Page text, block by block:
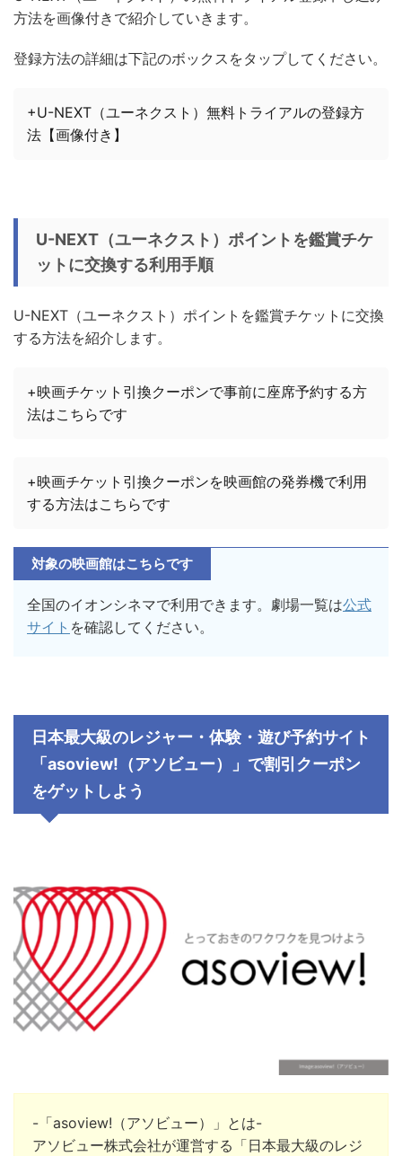
方法を画像付きで紹介していきます。
登録方法の詳細は下記のボックスをタップしてください。
+U-NEXT（ユーネクスト）無料トライアルの登録方
法【画像付き】
U-NEXT（ユーネクスト）ポイントを鑑賞チケ
ットに交換する利用手順
U-NEXT（ユーネクスト）ポイントを鑑賞チケットに交換
する方法を紹介します。
+映画チケット引換クーポンで事前に座席予約する方
法はこちらです
+映画チケット引換クーポンを映画館の発券機で利用
する方法はこちらです
対象の映画館はこちらです
全国のイオンシネマで利用できます。劇場一覧は公式
サイト を確認してください。
日本最大級のレジャー・体験・遊び予約サイト
「asoview! （アソビュー）」で割引クーポン
をゲットしよう
-「asoview!（アソビュー）」とは-
アソビュー株式会社が運営する「日本最大級のレジ